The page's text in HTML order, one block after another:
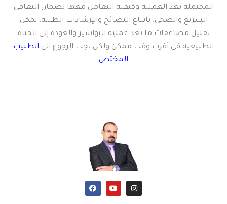
المحتملة بعد العملية وكيفية التعامل معها لضمان التعافي
السريع والصحي. باتباع النصائح والإرشادات الطبية، يمكن
تقليل مضاعفات ما بعد عملية البواسير والعودة إلى الحياة
الطبيعية في أقرب وقت ممكن ولكن يجب الرجوع الى الطبيب
المختص